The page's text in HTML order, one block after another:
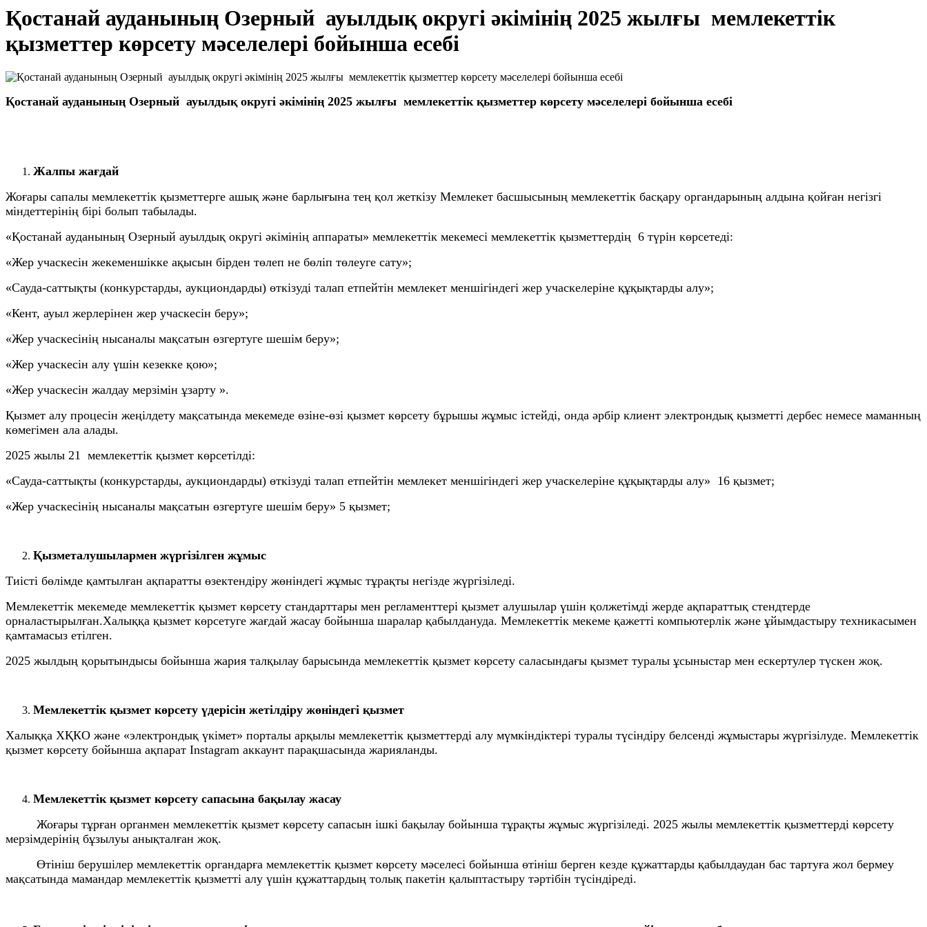
Қостанай ауданының Озерный ауылдық округі әкімінің 2025 жылғы мемлекеттік
қызметтер көрсету мәселелері бойынша есебі
Қостанай ауданының Озерный ауылдық округі әкімінің 2025 жылғы мемлекеттік қызметтер көрсету мәселелері бойынша есебі
Жалпы жағдай
Жоғары сапалы мемлекеттік қызметтерге ашық және барлығына тең қол жеткізу Мемлекет басшысының мемлекеттік басқару органдарының алдына қойған негізгі
міндеттерінің бірі болып табылады.
«Қостанай ауданының Озерный ауылдық округі әкімінің аппараты» мемлекеттік мекемесі мемлекеттік қызметтердің 6 түрін көрсетеді:
«Жер учаскесін жекеменшікке ақысын бірден төлеп не бөліп төлеуге сату»;
«Сауда-саттықты (конкурстарды, аукциондарды) өткізуді талап етпейтін мемлекет меншігіндегі жер учаскелеріне құқықтарды алу»;
«Кент, ауыл жерлерінен жер учаскесін беру»;
«Жер учаскесінің нысаналы мақсатын өзгертуге шешім беру»;
«Жер учаскесін алу үшін кезекке қою»;
«Жер учаскесін жалдау мерзімін ұзарту ».
Қызмет алу процесін жеңілдету мақсатында мекемеде өзіне-өзі қызмет көрсету бұрышы жұмыс істейді, онда әрбір клиент электрондық қызметті дербес немесе маманның
көмегімен ала алады.
2025 жылы 21 мемлекеттік қызмет көрсетілді:
«Сауда-саттықты (конкурстарды, аукциондарды) өткізуді талап етпейтін мемлекет меншігіндегі жер учаскелеріне құқықтарды алу» 16 қызмет;
«Жер учаскесінің нысаналы мақсатын өзгертуге шешім беру» 5 қызмет;
Қызметалушылармен жүргізілген жұмыс
Тиісті бөлімде қамтылған ақпаратты өзектендіру жөніндегі жұмыс тұрақты негізде жүргізіледі.
Мемлекеттік мекемеде мемлекеттік қызмет көрсету стандарттары мен регламенттері қызмет алушылар үшін қолжетімді жерде ақпараттық стендтерде
орналастырылған.Халыққа қызмет көрсетуге жағдай жасау бойынша шаралар қабылдануда. Мемлекеттік мекеме қажетті компьютерлік және ұйымдастыру техникасымен
қамтамасыз етілген.
2025 жылдың қорытындысы бойынша жария талқылау барысында мемлекеттік қызмет көрсету саласындағы қызмет туралы ұсыныстар мен ескертулер түскен жоқ.
Мемлекеттік қызмет көрсету үдерісін жетілдіру жөніндегі қызмет
Халыққа ХҚКО және «электрондық үкімет» порталы арқылы мемлекеттік қызметтерді алу мүмкіндіктері туралы түсіндіру белсенді жұмыстары жүргізілуде. Мемлекеттік
қызмет көрсету бойынша ақпарат Instagram аккаунт парақшасында жарияланды.
Мемлекеттік қызмет көрсету сапасына бақылау жасау
Жоғары тұрған органмен мемлекеттік қызмет көрсету сапасын ішкі бақылау бойынша тұрақты жұмыс жүргізіледі. 2025 жылы мемлекеттік қызметтерді көрсету
мерзімдерінің бұзылуы анықталған жоқ.
Өтініш берушілер мемлекеттік органдарға мемлекеттік қызмет көрсету мәселесі бойынша өтініш берген кезде құжаттарды қабылдаудан бас тартуға жол бермеу
мақсатында мамандар мемлекеттік қызметті алу үшін құжаттардың толық пакетін қалыптастыру тәртібін түсіндіреді.